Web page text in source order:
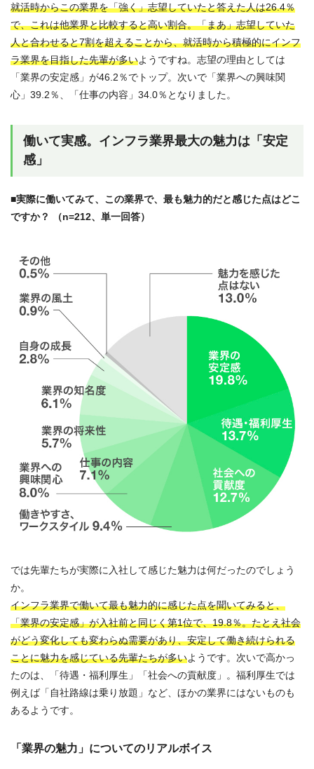
就活時からこの業界を「強く」志望していたと答えた人は26.4％
で、これは他業界と比較すると高い割合。「まあ」志望していた
人と合わせると7割を超えることから、就活時から積極的にインフ
ラ業界を目指した先輩が多いようですね。志望の理由としては
「業界の安定感」が46.2％でトップ。次いで「業界への興味関
心」39.2％、「仕事の内容」34.0％となりました。
働いて実感。インフラ業界最大の魅力は「安定
感」
■実際に働いてみて、この業界で、最も魅力的だと感じた点はどこ
ですか？ （n=212、単一回答）
では先輩たちが実際に入社して感じた魅力は何だったのでしょう
か。
インフラ業界で働いて最も魅力的に感じた点を聞いてみると、
「業界の安定感」が入社前と同じく第1位で、19.8％。たとえ社会
がどう変化しても変わらぬ需要があり、安定して働き続けられる
ことに魅力を感じている先輩たちが多いようです。次いで高かっ
たのは、「待遇・福利厚生」「社会への貢献度」。福利厚生では
例えば「自社路線は乗り放題」など、ほかの業界にはないものも
あるようです。
「業界の魅力」についてのリアルボイス